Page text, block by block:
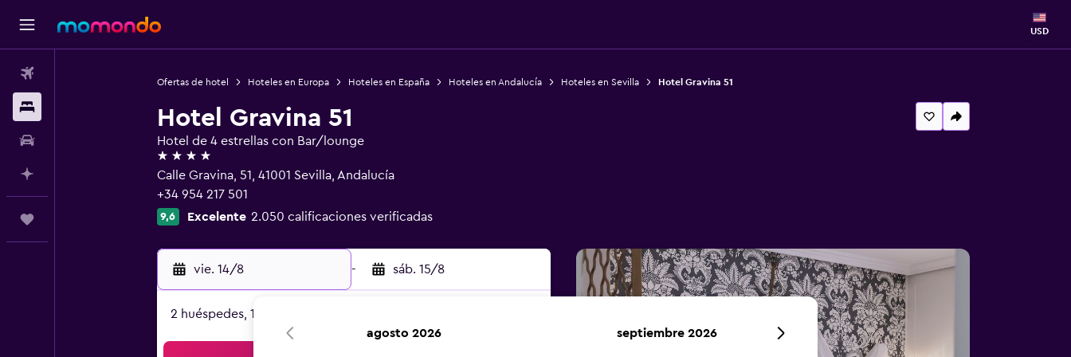
USD
Ofertas de hotel Hoteles en Europa Hoteles en España Hoteles en Andalucía Hoteles en Sevilla Hotel Gravina 51
Hotel Gravina 51
Hotel de 4 estrellas con Bar/lounge
4 estrellas
Calle Gravina, 51, 41001 Sevilla, Andalucía
+34 954 217 501
9,6 Excelente 2.050 calificaciones verificadas
vie. 14/8 - sáb. 15/8
2 huéspedes, 1 habitación
agosto 2026 septiembre 2026